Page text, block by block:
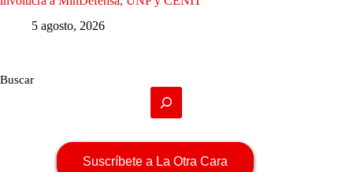
5 agosto, 2026
Buscar
Suscríbete a La Otra Cara